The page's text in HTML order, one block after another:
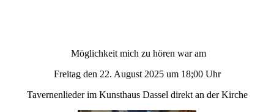
Möglichkeit mich zu hören war am
Freitag den 22. August 2025 um 18;00 Uhr
Tavernenlieder im Kunsthaus Dassel direkt an der Kirche